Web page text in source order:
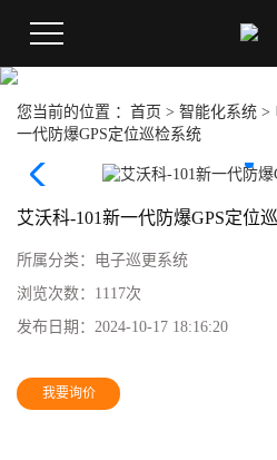
您当前的位置 ： 首页 > 智能化系统 >
一代防爆GPS定位巡检系统
艾沃科-101新一代防爆GPS定位
所属分类： 电子巡更系统
浏览次数： 1117次
发布日期： 2024-10-17 18:16:20
我要询价